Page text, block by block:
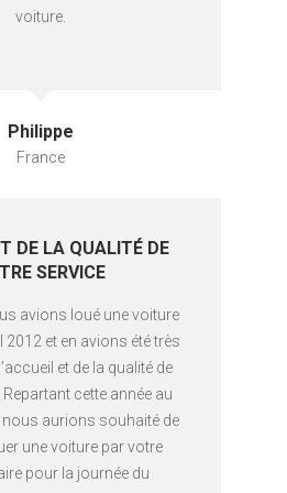
voiture.
Philippe
France
DE LA QUALITÉ DE
SERVICE
avions loué une voiture
2012 et en avions été très
et de la qualité de
cette année au
aurions souhaité de
une voiture par votre
pour la journée du